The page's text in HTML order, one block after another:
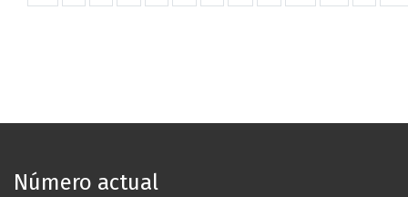
Número actual